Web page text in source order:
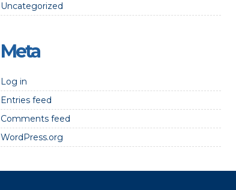
Uncategorized
Meta
Log in
Entries feed
Comments feed
WordPress.org